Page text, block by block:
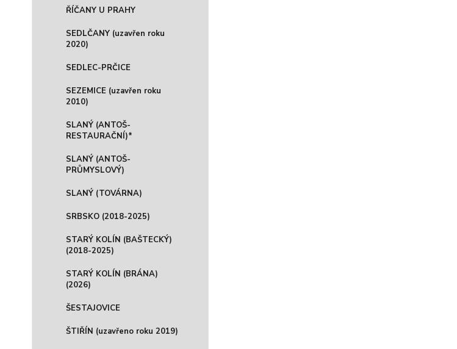
ŘÍČANY U PRAHY
SEDLČANY (uzavřen roku
2020)
SEDLEC-PRČICE
SEZEMICE (uzavřen roku
2010)
SLANÝ (ANTOŠ-
RESTAURAČNÍ)*
SLANÝ (ANTOŠ-
PRŮMYSLOVÝ)
SLANÝ (TOVÁRNA)
SRBSKO (2018-2025)
STARÝ KOLÍN (BAŠTECKÝ)
(2018-2025)
STARÝ KOLÍN (BRÁNA)
(2026)
ŠESTAJOVICE
ŠTIŘÍN (uzavřeno roku 2019)